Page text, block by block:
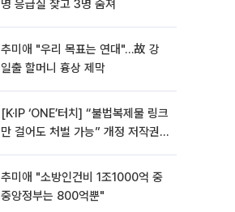
명 응급실 찾고 3명 숨져
추미애 "우리 목표는 연대"…故 강
일출 할머니 흉상 제막
[K·IP ‘ONE’터치] “불법복제물 링크
만 걸어도 처벌 가능” 개정 저작권
추미애 "소방인건비 1조1000억 중
중앙정부는 800억뿐"